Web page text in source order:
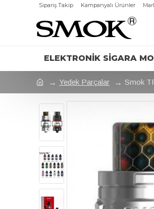
Sipariş Takip Kampanyalı Ürünler
ELEKTRONIK SIGARA
Yedek Parçalar Smok